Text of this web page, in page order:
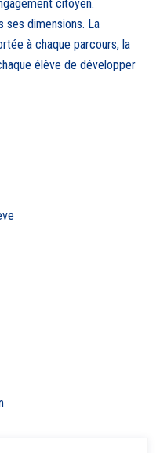
citoyen.
ses dimensions. La
à chaque parcours, la
élève de développer